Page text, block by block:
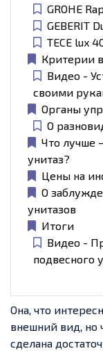
GROHE
GEBERIT
TECE lux
Критерии
Видео -
своими
Органы
О
Что лучше
унитаз?
Цены на
О
унитазов
Итоги
Видео -
подвесного
Она, что
внешний вид, но
сделана